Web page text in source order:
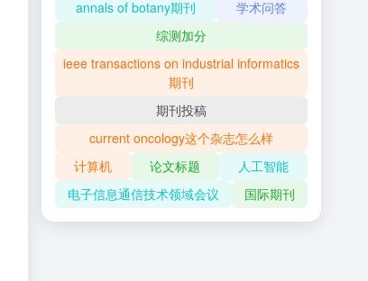
annals of botany期刊
学术问答
综测加分
ieee transactions on industrial informatics
期刊
期刊投稿
current oncology这个杂志怎么样
计算机
论文标题
人工智能
电子信息通信技术领域会议
国际期刊